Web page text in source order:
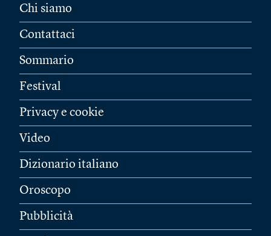
Chi siamo
Contattaci
Sommario
Festival
Privacy e cookie
Video
Dizionario italiano
Oroscopo
Pubblicità